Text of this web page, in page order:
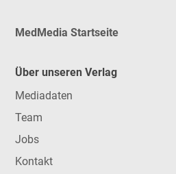
MedMedia Startseite
Über unseren Verlag
Mediadaten
Team
Jobs
Kontakt